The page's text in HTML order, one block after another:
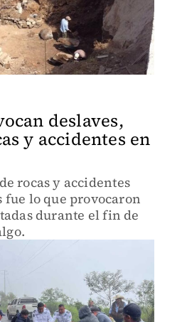
deslaves,
y accidentes en
rocas y accidentes
lo que provocaron
durante el fin de